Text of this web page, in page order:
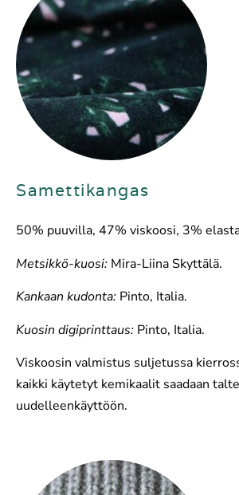
Samettikangas
50% puuvilla, 47% viskoosi, 3%
Metsikkö-kuosi: Mira-Liina Skyttälä.
Kankaan kudonta: Pinto, Italia.
Kuosin digiprinttaus: Pinto, Italia.
Viskoosin valmistus suljetussa
kaikki käytetyt kemikaalit saadaan
uudelleenkäyttöön.